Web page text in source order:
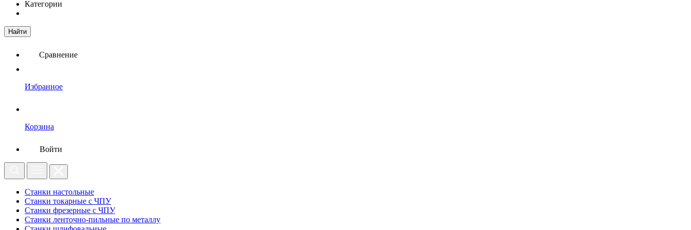
Категории
Найти
Сравнение
Избранное
Корзина
Войти
Станки настольные
Станки токарные с ЧПУ
Станки фрезерные с ЧПУ
Станки ленточно-пильные по металлу